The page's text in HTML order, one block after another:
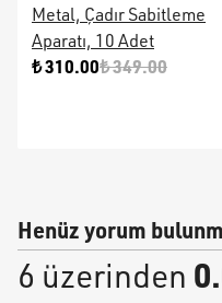
Metal, Çadır Sabitleme
Aparatı, 10 Adet
₺ 310.00₺ 349.00
Henüz yorum
6 üzerinden